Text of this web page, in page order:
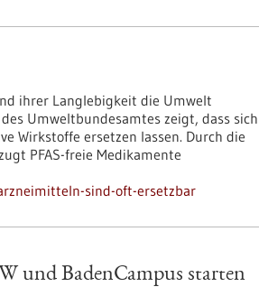
ihrer Langlebigkeit die Umwelt
Umweltbundesamtes zeigt, dass sich
Wirkstoffe ersetzen lassen. Durch die
PFAS-freie Medikamente
sind-oft-ersetzbar
und BadenCampus starten